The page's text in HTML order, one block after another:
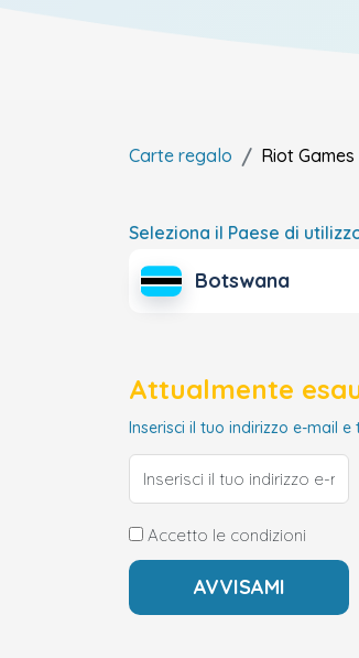
Carte regalo Riot Games
Seleziona il Paese di
Botswana
Attualmente
Inserisci il tuo indirizzo e-mail
Accetto le condizioni